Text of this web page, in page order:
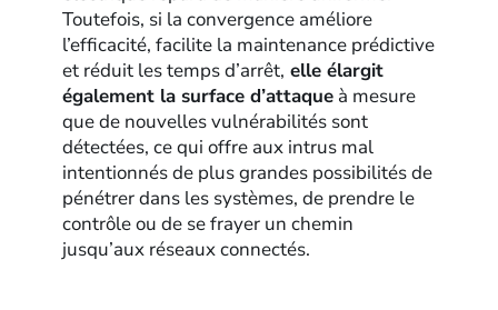
Toutefois, si la convergence améliore
l’efficacité, facilite la maintenance prédictive
et réduit les temps d’arrêt, elle élargit
également la surface d’attaque à mesure
que de nouvelles vulnérabilités sont
détectées, ce qui offre aux intrus mal
intentionnés de plus grandes possibilités de
pénétrer dans les systèmes, de prendre le
contrôle ou de se frayer un chemin
jusqu’aux réseaux connectés.